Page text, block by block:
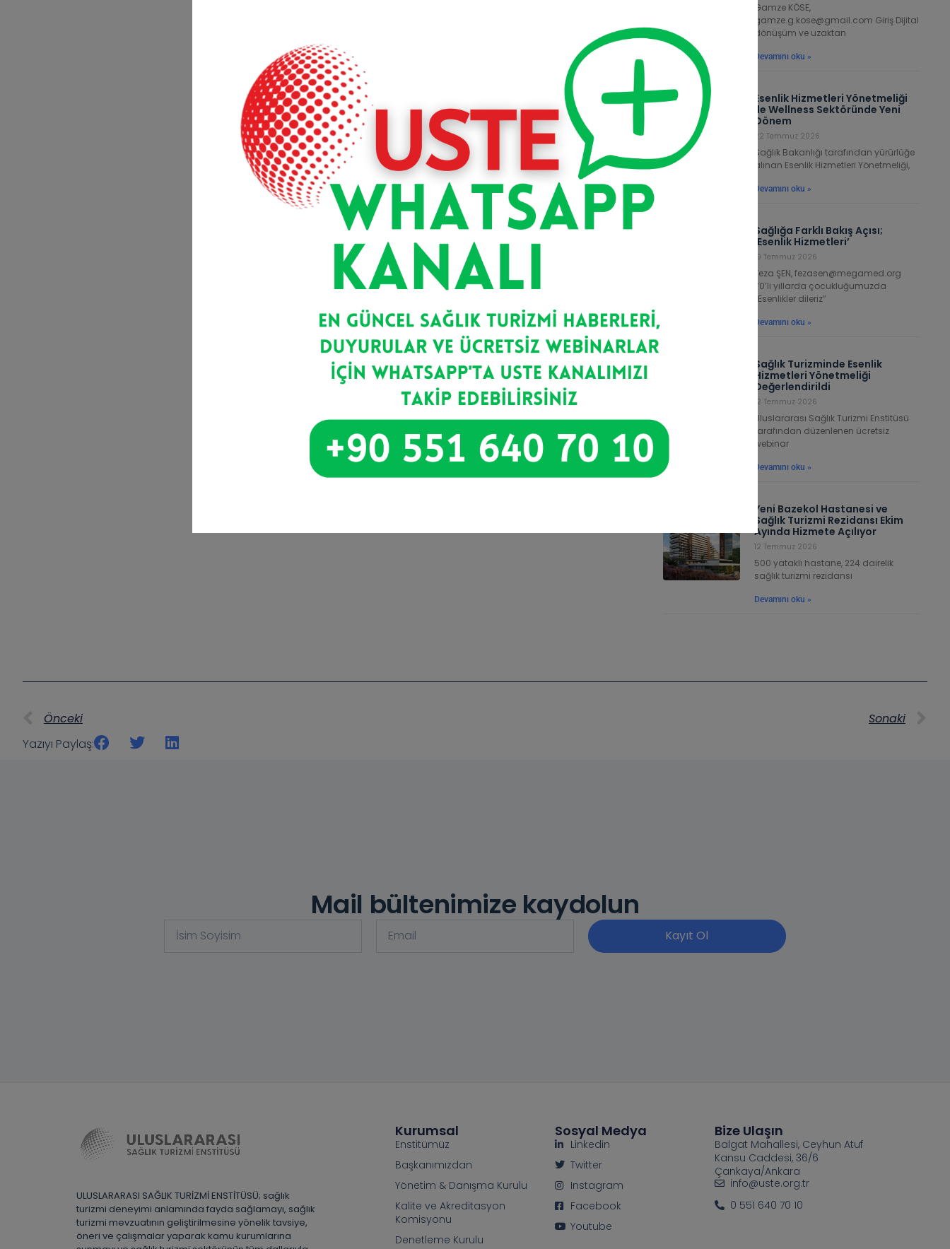
Gamze KÖSE,
gamze.g.kose@gmail.com Giriş Dijital
dönüşüm ve uzaktan
Devamını oku »
Esenlik Hizmetleri Yönetmeliği
ile Wellness Sektöründe Yeni
Dönem
22 Temmuz 2026
Sağlık Bakanlığı tarafından yürürlüğe
alınan Esenlik Hizmetleri Yönetmeliği,
Devamını oku »
Sağlığa Farklı Bakış Açısı;
‘Esenlik Hizmetleri’
19 Temmuz 2026
Feza ŞEN, fezasen@megamed.org
70’li yıllarda çocukluğumuzda
“Esenlikler dileriz”
Devamını oku »
Sağlık Turizminde Esenlik
Hizmetleri Yönetmeliği
Değerlendirildi
12 Temmuz 2026
Uluslararası Sağlık Turizmi Enstitüsü
tarafından düzenlenen ücretsiz
webinar
Devamını oku »
Yeni Bazekol Hastanesi ve
Sağlık Turizmi Rezidansı Ekim
Ayında Hizmete Açılıyor
12 Temmuz 2026
500 yataklı hastane, 224 dairelik
sağlık turizmi rezidansı
Devamını oku »
Önceki
Sonaki
Yazıyı Paylaş:
Mail bültenimize kaydolun
Kayıt Ol
ULUSLARARASI SAĞLIK TURİZMİ ENSTİTÜSÜ; sağlık
turizmi deneyimi anlamında fayda sağlamayı, sağlık
turizmi mevzuatının geliştirilmesine yönelik tavsiye,
öneri ve çalışmalar yaparak kamu kurumlarına
Kurumsal
Enstitümüz
Başkanımızdan
Yönetim & Danışma Kurulu
Kalite ve Akreditasyon
Komisyonu
Denetleme Kurulu
Sosyal Medya
Linkedin
Twitter
Instagram
Facebook
Youtube
Bize Ulaşın
Balgat Mahallesi, Ceyhun Atuf
Kansu Caddesi, 36/6
Çankaya/Ankara
info@uste.org.tr
0 551 640 70 10